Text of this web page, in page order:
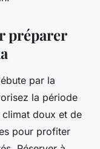
préparer
par la
la période
climat doux et de
pour profiter